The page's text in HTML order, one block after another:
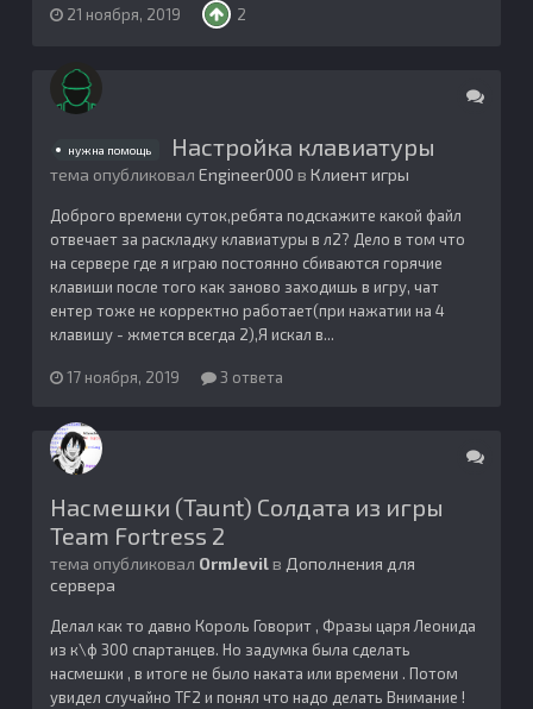
21 ноября, 2019 2
нужна помощь Настройка клавиатуры
тема опубликовал Engineer000 в Клиент игры
Доброго времени суток,ребята подскажите какой файл
отвечает за раскладку клавиатуры в л2? Дело в том что
на сервере где я играю постоянно сбиваются горячие
клавиши после того как заново заходишь в игру, чат
ентер тоже не корректно работает(при нажатии на 4
клавишу - жмется всегда 2),Я искал в...
17 ноября, 2019 3 ответа
Насмешки (Taunt) Солдата из игры
Team Fortress 2
тема опубликовал OrmJevilв Дополнения для
сервера
Делал как то давно Король Говорит , Фразы царя Леонида
из к\ф 300 спартанцев. Но задумка была сделать
насмешки , в итоге не было наката или времени . Потом
увидел случайно TF2 и понял что надо делать Внимание !